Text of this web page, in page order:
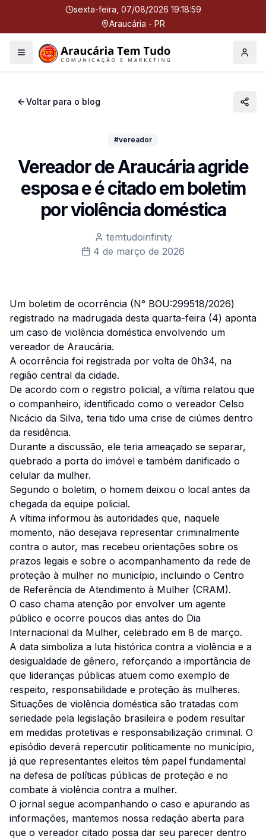
sexta-feira, 07/08/2026 19:18:59
Araucária - PR
Menu Perfil
Voltar para o blog
#vereador
Vereador de Araucária agride
esposa e é citado em boletim
por violência doméstica
temtudoinfinity
4 de março de 2026
Um boletim de ocorrência (N° BOU:299518/2026)
registrado na madrugada desta quarta-feira (4) aponta
um caso de violência doméstica envolvendo um
vereador de Araucária.
A ocorrência foi registrada por volta de 0h34, na
região central da cidade.
De acordo com o registro policial, a vítima relatou que
o companheiro, identificado como o vereador Celso
Nicácio da Silva, teria tido uma crise de ciúmes dentro
da residência.
Durante a discussão, ele teria ameaçado se separar,
quebrado a porta do imóvel e também danificado o
celular da mulher.
Segundo o boletim, o homem deixou o local antes da
chegada da equipe policial.
A vítima informou às autoridades que, naquele
momento, não desejava representar criminalmente
contra o autor, mas recebeu orientações sobre os
prazos legais e sobre o acompanhamento da rede de
proteção à mulher no município, incluindo o Centro
de Referência de Atendimento à Mulher (CRAM).
O caso chama atenção por envolver um agente
público e ocorre poucos dias antes do Dia
Internacional da Mulher, celebrado em 8 de março.
A data simboliza a luta histórica contra a violência e a
desigualdade de gênero, reforçando a importância de
que lideranças públicas atuem como exemplo de
respeito, responsabilidade e proteção às mulheres.
Situações de violência doméstica são tratadas com
seriedade pela legislação brasileira e podem resultar
em medidas protetivas e responsabilização criminal. O
episódio deverá repercutir politicamente no município,
já que representantes eleitos têm papel fundamental
na defesa de políticas públicas de proteção e no
combate à violência contra a mulher.
O jornal segue acompanhando o caso e apurando as
informações, mantemos nossa redação aberta para
que o vereador citado possa dar seu parecer dentro